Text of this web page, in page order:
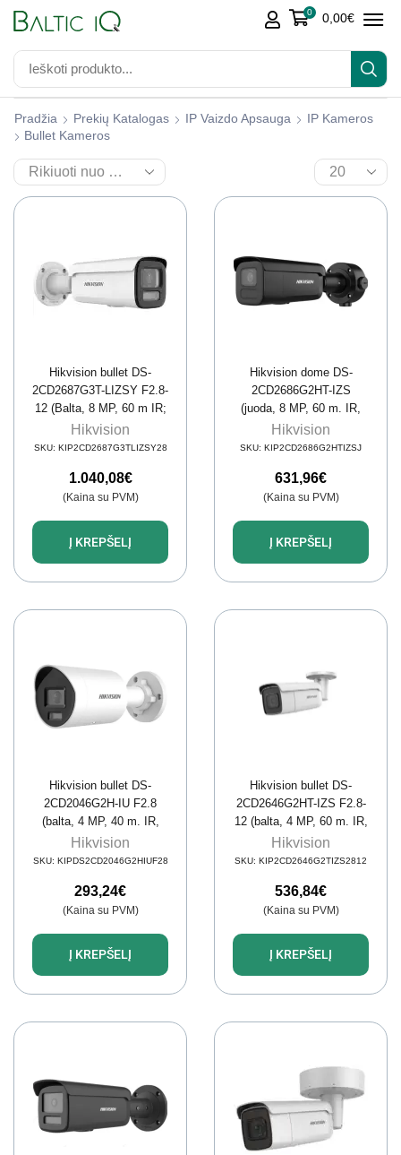
0 0,00€
Pradžia Prekių Katalogas IP Vaizdo Apsauga
IP Kameros
Bullet Kameros
Hikvision bullet DS-
2CD2687G3T-LIZSY F2.8-
12 (Balta, 8 MP, 60 m IR;
60 m LED, ColorVu 3.0)
Hikvision
SKU: KIP2CD2687G3TLIZSY28
1.040,08€
(Kaina su PVM)
Į KREPŠELĮ
Hikvision dome DS-
2CD2686G2HT-IZS
(juoda, 8 MP, 60 m. IR,
AcuSense)
Hikvision
SKU: KIP2CD2686G2HTIZSJ
631,96€
(Kaina su PVM)
Į KREPŠELĮ
Hikvision bullet DS-
2CD2046G2H-IU F2.8
(balta, 4 MP, 40 m. IR,
AcuSense, DarkFighter)
Hikvision
SKU: KIPDS2CD2046G2HIUF28
293,24€
(Kaina su PVM)
Į KREPŠELĮ
Hikvision bullet DS-
2CD2646G2HT-IZS F2.8-
12 (balta, 4 MP, 60 m. IR,
AcuSense)
Hikvision
SKU: KIP2CD2646G2TIZS2812
536,84€
(Kaina su PVM)
Į KREPŠELĮ